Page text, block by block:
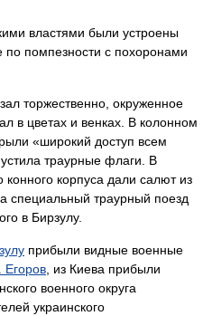
властями были устроены
помпезности с похоронами
торжественно, окруженное
в цветах и венках. В колонном
«широкий доступ всем
траурные флаги. В
конного корпуса дали салют из
специальный траурный поезд
в Бирзулу.
прибыли видные военные
Егоров, из Киева прибыли
военного округа
украинского